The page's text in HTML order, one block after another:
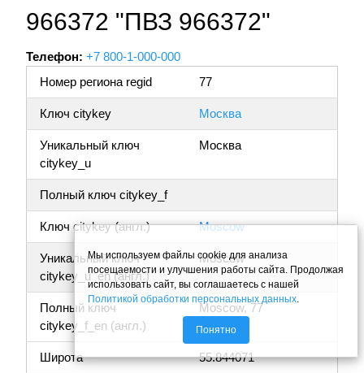
966372 "ПВЗ 966372"
Телефон: +7 800-1-000-000
Номер региона regid
77
Ключ citykey Москва
Уникальный ключ
citykey_u
Москва
Полный ключ citykey_f
Ключ citykey (англ.) Moscow
Уникальный ключ
citykey_u_en (англ.)
Moscow
Полный ключ
citykey_f_en (англ.)
Moscow, 77
Широта 55.844071
Мы используем файлы cookie для анализа
посещаемости и улучшения работы сайта. Продолжая
использовать сайт, вы соглашаетесь с нашей
Политикой обработки персональных данных
Понятно